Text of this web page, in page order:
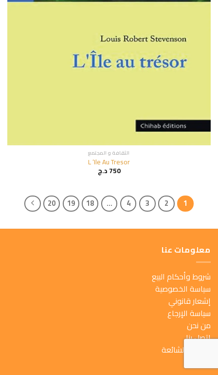
الثقافة و المجتمع
L ‘Ile Au Tresor
750د.ج
1
2
3
4
…
18
19
20
معلومات عنا
شروط وأحكام البيع
سياسة الخصوصية
إشعار قانوني
سياسة الإرجاع
من نحن
اتصل بنا
الأسئلة الشائعة